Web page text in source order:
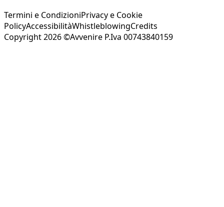
Termini e CondizioniPrivacy e Cookie
PolicyAccessibilitàWhistleblowingCredits
Copyright 2026 ©Avvenire P.Iva 00743840159